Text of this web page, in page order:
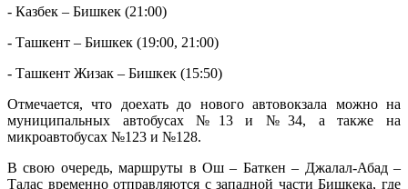
- Казбек – Бишкек (21:00)
- Ташкент – Бишкек (19:00, 21:00)
- Ташкент Жизак – Бишкек (15:50)
Отмечается, что доехать до нового автовокзала можно на
муниципальных автобусах №13 и №34, а также на
микроавтобусах №123 и №128.
В свою очередь, маршруты в Ош – Баткен – Джалал-Абад –
Талас временно отправляются с западной части Бишкека, где